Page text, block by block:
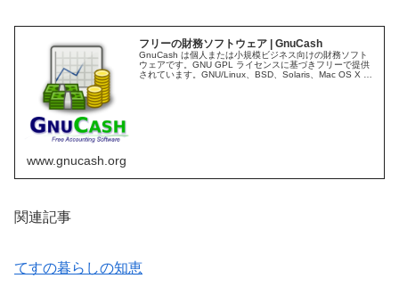
フリーの財務ソフトウェア | GnuCash
GnuCash は個人または小規模ビジネス向けの財務ソフト
ウェアです。GNU GPL ライセンスに基づきフリーで提供
されています。GNU/Linux、BSD、Solaris、Mac OS X お
www.gnucash.org
関連記事
てすの暮らしの知恵